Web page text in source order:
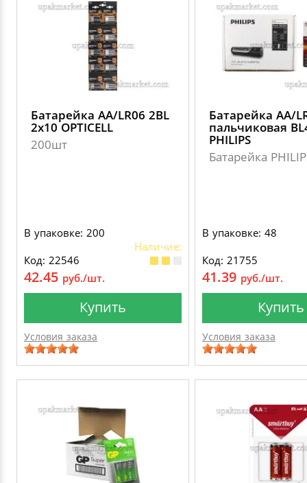
Батарейка АА/LR06 2BL
2х10 OPTICELL
200шт
В упаковке: 200
Наличие:
Код: 22546
42.45 руб./шт.
Купить
Условия заказа
Батарейка АА/
пальчиковая
PHILIPS
Батарейка
В упаковке: 48
Код: 21755
41.39 руб./шт.
Купить
Условия заказа